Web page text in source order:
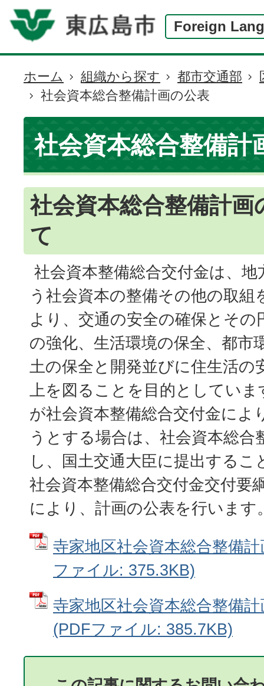
Foreign
現
在
の
位
置
ホーム 組織から探す 都市交通部
社会資本総合整備計画の公表
社会資本総合整備計
社会資本総合整備計画
て
社会資本整備総合交付金は、地
う社会資本の整備その他の取組
より、交通の安全の確保とその
の強化、生活環境の保全、都市
土の保全と開発並びに住生活の
上を図ることを目的としてい
が社会資本整備総合交付金によ
うとする場合は、社会資本総合
し、国土交通大臣に提出する
社会資本整備総合交付金交付要
により、計画の公表を行います
寺家地区社会資本総合整備
ファイル: 375.3KB)
寺家地区社会資本総合整備
(PDFファイル: 385.7KB)